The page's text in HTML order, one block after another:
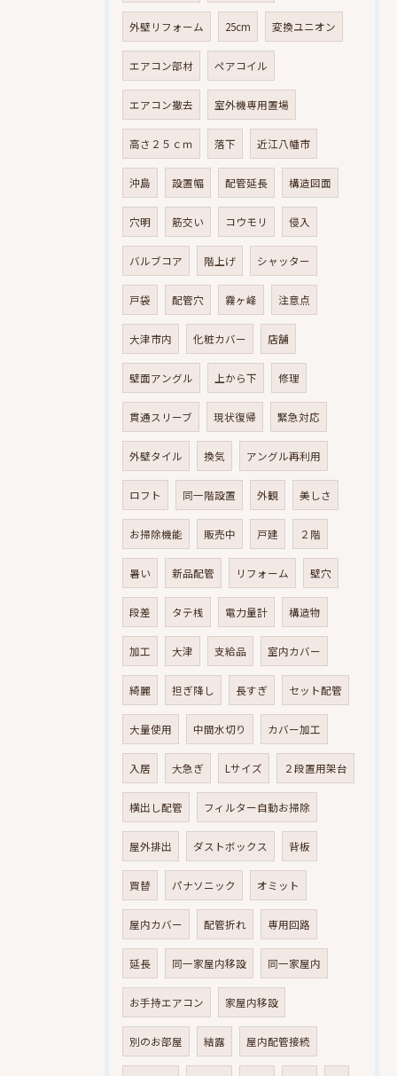
外壁リフォーム 25cm 変換ユニオン
エアコン部材 ペアコイル
エアコン撤去 室外機専用置場
高さ２５ｃｍ 落下 近江八幡市
沖島 設置幅 配管延長 構造図面
穴明 筋交い コウモリ 侵入
バルブコア 階上げ シャッター
戸袋 配管穴 霧ヶ峰 注意点
大津市内 化粧カバー 店舗
壁面アングル 上から下 修理
貫通スリーブ 現状復帰 緊急対応
外壁タイル 換気 アングル再利用
ロフト 同一階設置 外観 美しさ
お掃除機能 販売中 戸建 ２階
暑い 新品配管 リフォーム 壁穴
段差 タテ桟 電力量計 構造物
加工 大津 支給品 室内カバー
綺麗 担ぎ降し 長すぎ セット配管
大量使用 中間水切り カバー加工
入居 大急ぎ Lサイズ ２段置用架台
横出し配管 フィルター自動お掃除
屋外排出 ダストボックス 背板
買替 パナソニック オミット
屋内カバー 配管折れ 専用回路
延長 同一家屋内移設 同一家屋内
お手持エアコン 家屋内移設
別のお部屋 結露 屋内配管接続